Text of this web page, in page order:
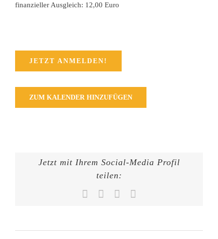
finanzieller Ausgleich: 12,00 Euro
JETZT ANMELDEN!
ZUM KALENDER HINZUFÜGEN
Jetzt mit Ihrem Social-Media Profil
teilen:
Facebook WhatsApp